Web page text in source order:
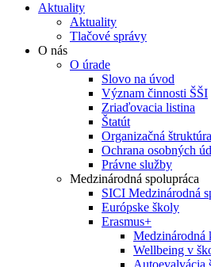
Aktuality
Aktuality
Tlačové správy
O nás
O úrade
Slovo na úvod
Význam činnosti ŠŠI
Zriaďovacia listina
Štatút
Organizačná štruktúra
Ochrana osobných
Právne služby
Medzinárodná spolupráca
SICI Medzinárodná
Európske školy
Erasmus+
Medzinárodná
Wellbeing v
Autoevalvácia